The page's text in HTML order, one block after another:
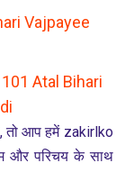
Vajpayee
101 Atal Bihari
तो आप हमें zakirlko
और परिचय के साथ